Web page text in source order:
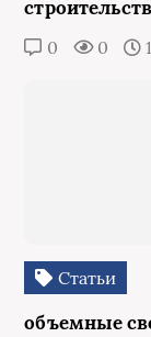
0 0
Статьи
объемные